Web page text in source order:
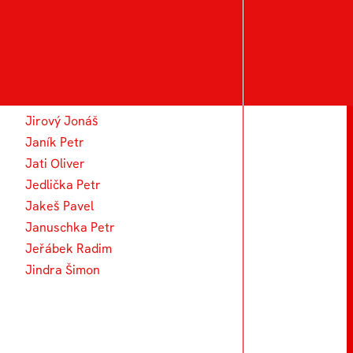
Jirový Jonáš
Janík Petr
Jati Oliver
Jedlička Petr
Jakeš Pavel
Januschka Petr
Jeřábek Radim
Jindra Šimon